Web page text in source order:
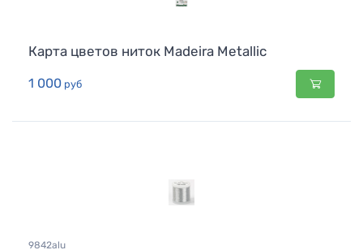
Карта цветов ниток Madeira Metallic
1 000 руб
9842alu